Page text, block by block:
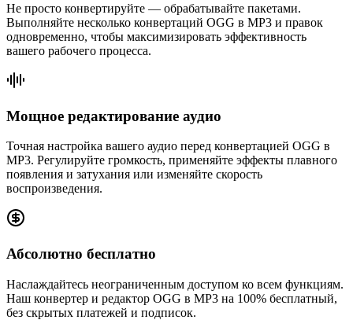
Не просто конвертируйте — обрабатывайте пакетами.
Выполняйте несколько конвертаций OGG в MP3 и правок
одновременно, чтобы максимизировать эффективность
вашего рабочего процесса.
Мощное редактирование аудио
Точная настройка вашего аудио перед конвертацией OGG в
MP3. Регулируйте громкость, применяйте эффекты плавного
появления и затухания или изменяйте скорость
воспроизведения.
Абсолютно бесплатно
Наслаждайтесь неограниченным доступом ко всем функциям.
Наш конвертер и редактор OGG в MP3 на 100% бесплатный,
без скрытых платежей и подписок.